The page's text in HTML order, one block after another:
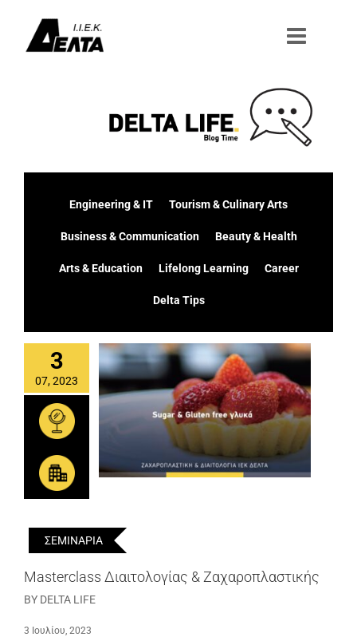
περιεχόμενο
Engineering & IT Tourism & Culinary Arts
Business & Communication Beauty & Health
Arts & Education Lifelong Learning Career
Delta Tips
3
07, 2023
ΣΕΜΙΝΑΡΙΑ
Masterclass Διαιτολογίας & Ζαχαροπλαστικής
BY DELTA LIFE
3 Ιουλίου, 2023